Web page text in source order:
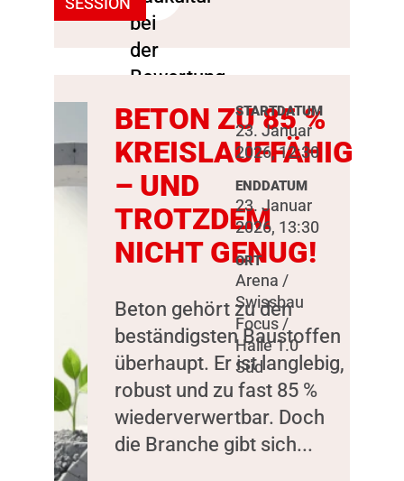
BETON ZU 85 %
KREISLAUFFÄHIG
– UND
TROTZDEM
NICHT GENUG!
Beton gehört zu den
beständigsten Baustoffen
überhaupt. Er ist langlebig,
robust und zu fast 85 %
wiederverwertbar. Doch
die Branche gibt sich...
STARTDATUM
23. Januar
2026, 12:30
ENDDATUM
23. Januar
2026, 13:30
ORT
Arena /
Swissbau
Focus /
Halle 1.0
Süd